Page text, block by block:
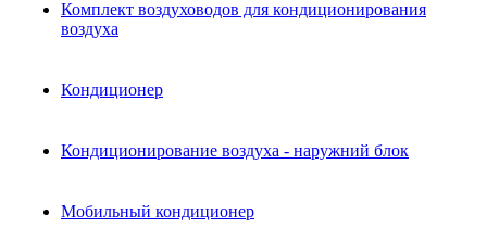
Комплект воздуховодов для кондиционирования
воздуха
Кондиционер
Кондиционирование воздуха - наружний блок
Мобильный кондиционер